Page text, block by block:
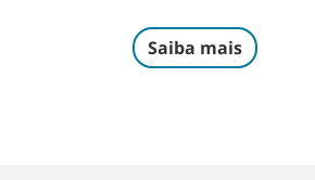
Saiba mais